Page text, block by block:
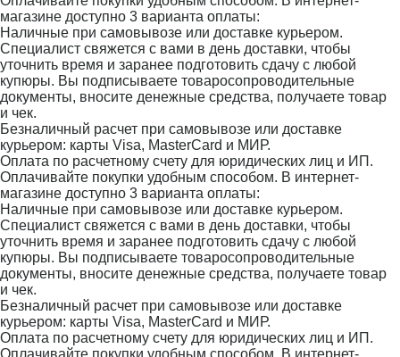
магазине доступно 3 варианта оплаты:
Наличные при самовывозе или доставке курьером.
Специалист свяжется с вами в день доставки, чтобы
уточнить время и заранее подготовить сдачу с любой
купюры. Вы подписываете товаросопроводительные
документы, вносите денежные средства, получаете товар
и чек.
Безналичный расчет при самовывозе или доставке
курьером: карты Visa, MasterCard и МИР.
Оплата по расчетному счету для юридических лиц и ИП.
Оплачивайте покупки удобным способом. В интернет-
магазине доступно 3 варианта оплаты:
Наличные при самовывозе или доставке курьером.
Специалист свяжется с вами в день доставки, чтобы
уточнить время и заранее подготовить сдачу с любой
купюры. Вы подписываете товаросопроводительные
документы, вносите денежные средства, получаете товар
и чек.
Безналичный расчет при самовывозе или доставке
курьером: карты Visa, MasterCard и МИР.
Оплата по расчетному счету для юридических лиц и ИП.
Оплачивайте покупки удобным способом. В интернет-